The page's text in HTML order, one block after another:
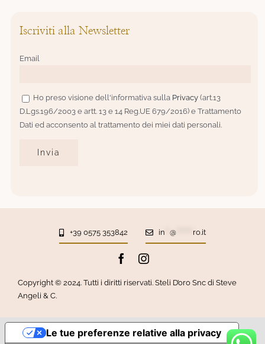
Iscriviti alla Newsletter
Email
Ho preso visione dell'informativa sulla Privacy (art.13
D.Lgs.196/2003 e artt. 13 e 14 Reg.UE 679/2016) e Trattamento
Dati ed acconsento al trattamento dei miei dati personali.
+39 0575 353842 in @******* ro.it
Copyright © 2024. Tutti i diritti riservati. Steli D’oro Snc di Steve
Angeli & C.
Le tue preferenze relative alla privacy